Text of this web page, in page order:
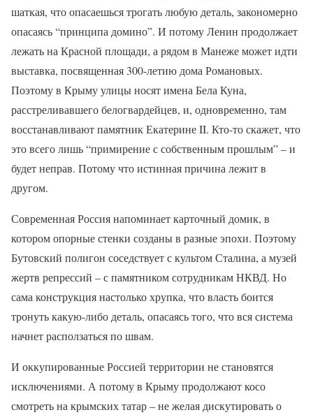
шаткая, что опасаешься трогать любую деталь, закономерно
опасаясь “принципа домино”. И потому Ленин продолжает
лежать на Красной площади, а рядом в Манеже может идти
выставка, посвященная 300-летию дома Романовых.
Поэтому в Крыму улицы носят имена Бела Куна,
расстреливавшего белогвардейцев, и, одновременно, там
восстанавливают памятник Екатерине II. Кто-то скажет, что
это всего лишь “примирение с собственным прошлым” – и
будет неправ. Потому что истинная причина лежит в
другом.
Современная Россия напоминает карточный домик, в
котором опорные стенки созданы в разные эпохи. Поэтому
Бутовский полигон соседствует с культом Сталина, а музей
жертв репрессий – с памятником сотрудникам НКВД. Но
сама конструкция настолько хрупка, что власть боится
тронуть какую-либо деталь, опасаясь того, что вся система
начнет расползаться по швам.
И оккупированные Россией территории не становятся
исключениями. А потому в Крыму продолжают косо
смотреть на крымских татар – не желая дискутировать о